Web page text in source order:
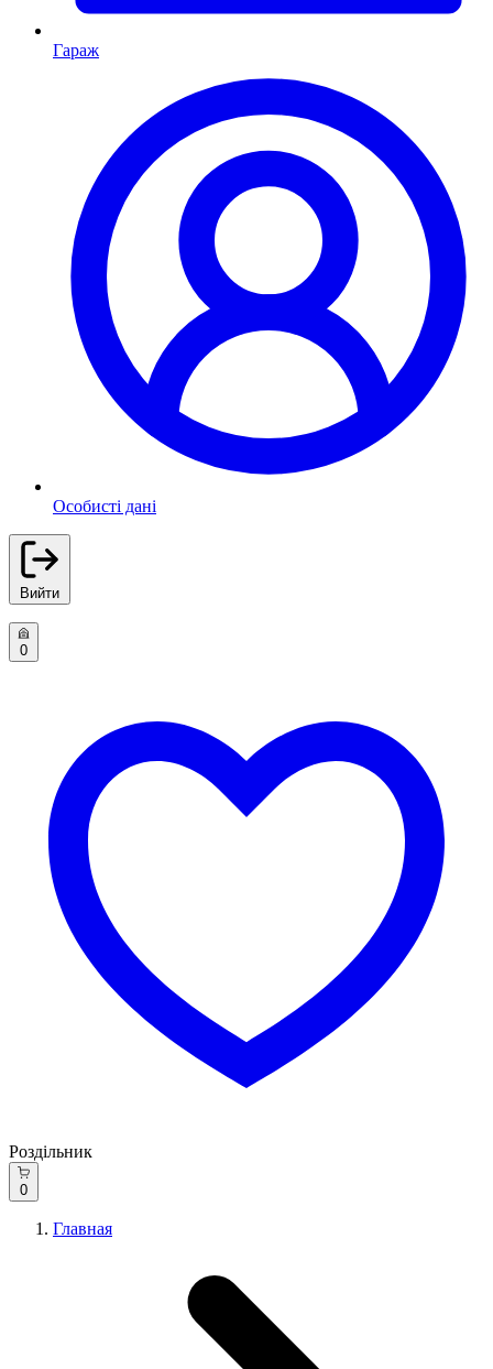
Гараж
Особисті дані
Вийти
0
Роздільник
0
Главная